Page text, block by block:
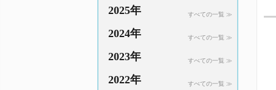
2025年 すべての一覧 ≫
2024年 すべての一覧 ≫
2023年 すべての一覧 ≫
2022年 すべての一覧 ≫